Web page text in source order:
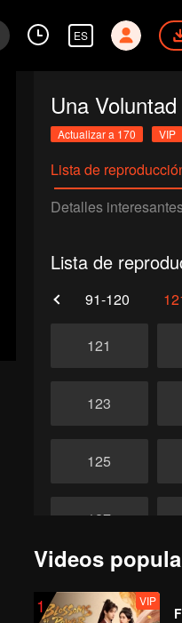
ES
Una
Actualizar a 170 VIP
Lista de
Detalles
Lista de
91-120
121
123
125
127
129
Videos
1 VIP